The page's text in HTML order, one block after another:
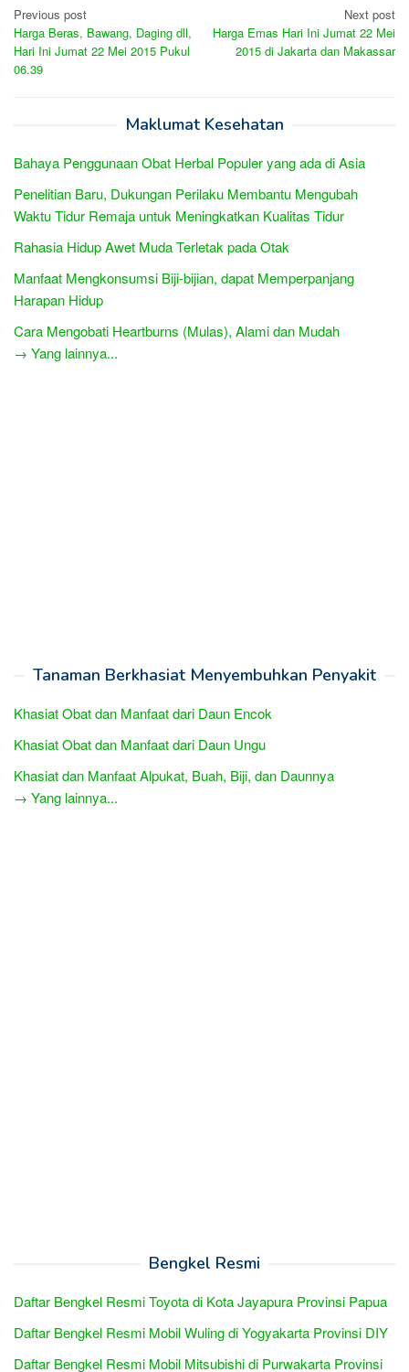
Post
navigation
Previous post
Harga Beras, Bawang, Daging dll,
Hari Ini Jumat 22 Mei 2015 Pukul
06.39
Next post
Harga Emas Hari Ini Jumat 22 Mei
2015 di Jakarta dan Makassar
Maklumat Kesehatan
Bahaya Penggunaan Obat Herbal Populer yang ada di Asia
Penelitian Baru, Dukungan Perilaku Membantu Mengubah
Waktu Tidur Remaja untuk Meningkatkan Kualitas Tidur
Rahasia Hidup Awet Muda Terletak pada Otak
Manfaat Mengkonsumsi Biji-bijian, dapat Memperpanjang
Harapan Hidup
Cara Mengobati Heartburns (Mulas), Alami dan Mudah
→ Yang lainnya...
Tanaman Berkhasiat Menyembuhkan Penyakit
Khasiat Obat dan Manfaat dari Daun Encok
Khasiat Obat dan Manfaat dari Daun Ungu
Khasiat dan Manfaat Alpukat, Buah, Biji, dan Daunnya
→ Yang lainnya...
Bengkel Resmi
Daftar Bengkel Resmi Toyota di Kota Jayapura Provinsi Papua
Daftar Bengkel Resmi Mobil Wuling di Yogyakarta Provinsi DIY
Daftar Bengkel Resmi Mobil Mitsubishi di Purwakarta Provinsi